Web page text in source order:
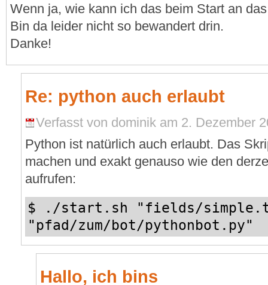
Wenn ja, wie kann ich das beim Start an
Bin da leider nicht so bewandert drin.
Danke!
Re: python auch erlaubt
Verfasst von dominik am 2. Dezember
Python ist natürlich auch erlaubt. Das
machen und exakt genauso wie den
aufrufen:
$ ./start.sh "fields/
"pfad/zum/bot/pythonbot.py"
Hallo, ich bins